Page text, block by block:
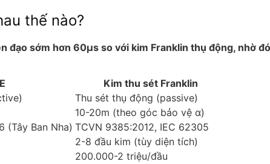
thế nào?
đạo sớm hơn 60μs so với kim Franklin thụ động, nhờ
Kim thu sét Franklin
Thu sét thụ động (passive)
10-20m (theo góc bảo vệ α)
(Tây Ban Nha) TCVN 9385:2012, IEC 62305
2-8 đầu kim (tùy diện tích)
200.000-2 triệu/đầu